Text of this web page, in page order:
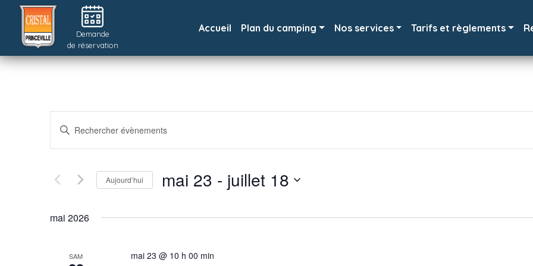
Demande
de réservation
Accueil Plan du camping Nos services Tarifs et règlements
RECHERCHE
ET
NAVIGATION
VUES
ÉVÈNEMENTS
Saisir
Rechercher
Évènements
clé.
Aujourd’hui mai 23 - juillet 18
mai 2026
SAM mai 23 @ 10 h 00 min